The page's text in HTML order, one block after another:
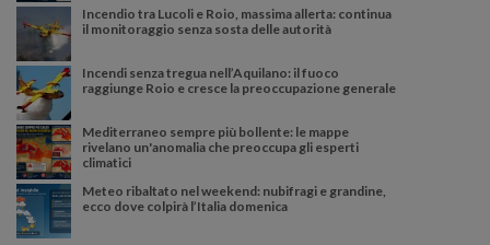
Incendio tra Lucoli e Roio, massima allerta: continua
il monitoraggio senza sosta delle autorità
Incendi senza tregua nell’Aquilano: il fuoco
raggiunge Roio e cresce la preoccupazione generale
Mediterraneo sempre più bollente: le mappe
rivelano un'anomalia che preoccupa gli esperti
climatici
Meteo ribaltato nel weekend: nubifragi e grandine,
ecco dove colpirà l’Italia domenica